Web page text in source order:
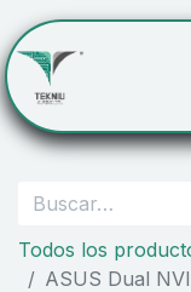
Todos los
ASUS Dual